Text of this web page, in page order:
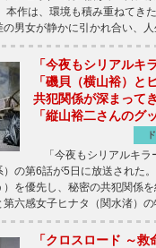
作は、環境も積み重ねてき
の男女が静かに引かれ合い、
「今夜もシリアルキ
「磯貝（横山裕）と
共犯関係が深まって
「縦山裕二さんのグ
「今夜もシリアルキラ
）の第6話が5日に放送され
を優先し、秘密の共犯関係
第六感女子ヒナタ（関水渚）
「クロスロード ～救